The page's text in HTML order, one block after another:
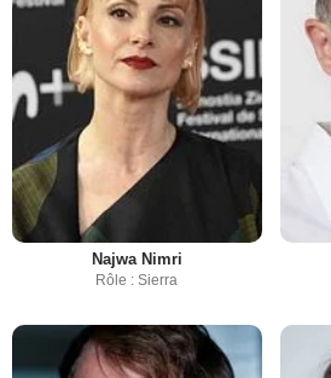
Najwa Nimri
Rôle : Sierra